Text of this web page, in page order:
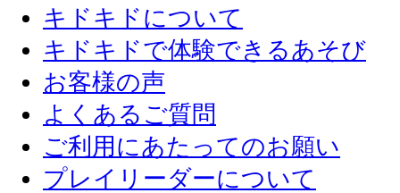
キドキドについて
キドキドで体験できるあそび
お客様の声
よくあるご質問
ご利用にあたってのお願い
プレイリーダーについて